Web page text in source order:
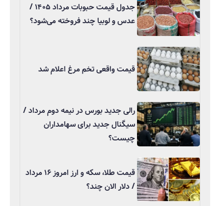
جدول قیمت حبوبات مرداد ۱۴۰۵ /
عدس و لوبیا چند فروخته می‌شود؟
قیمت واقعی تخم مرغ اعلام شد
رالی جدید بورس در نیمه دوم مرداد /
سیگنال جدید برای سهامداران
چیست؟
قیمت طلا، سکه و ارز امروز ۱۶ مرداد
/ دلار الان چند؟